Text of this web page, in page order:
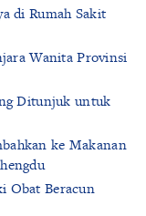
di Rumah Sakit
Wanita Provinsi
Ditunjuk untuk
ke Makanan
Obat Beracun